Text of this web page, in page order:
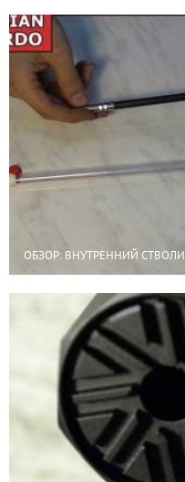
ОБЗОР: ВНУТРЕННИЙ СТВОЛИК